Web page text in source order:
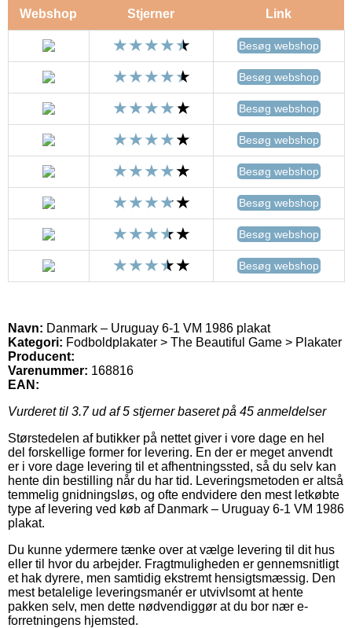
Webshop Stjerner Link
Besøg webshop
Besøg webshop
Besøg webshop
Besøg webshop
Besøg webshop
Besøg webshop
Besøg webshop
Besøg webshop
Navn: Danmark – Uruguay 6-1 VM 1986 plakat
Kategori: Fodboldplakater > The Beautiful Game > Plakater
Producent:
Varenummer: 168816
EAN:
Vurderet til 3.7ud af 5 stjerner baseret på 45 anmeldelser
Størstedelen af butikker på nettet giver i vore dage en hel
del forskellige former for levering. En der er meget anvendt
er i vore dage levering til et afhentningssted, så du selv kan
hente din bestilling når du har tid. Leveringsmetoden er altså
temmelig gnidningsløs, og ofte endvidere den mest letkøbte
type af levering ved køb af Danmark – Uruguay 6-1 VM 1986
plakat.
Du kunne ydermere tænke over at vælge levering til dit hus
eller til hvor du arbejder. Fragtmuligheden er gennemsnitligt
et hak dyrere, men samtidig ekstremt hensigtsmæssig. Den
mest betalelige leveringsmanér er utvivlsomt at hente
pakken selv, men dette nødvendiggør at du bor nær e-
forretningens hjemsted.